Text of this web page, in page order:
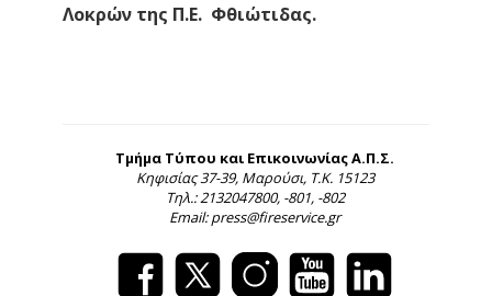
Λοκρών της Π.Ε. Φθιώτιδας.
Τμήμα Τύπου και Επικοινωνίας Α.Π.Σ.
Κηφισίας 37-39, Μαρούσι, Τ.Κ. 15123
Τηλ.: 2132047800, -801, -802
Email: press@fireservice.gr